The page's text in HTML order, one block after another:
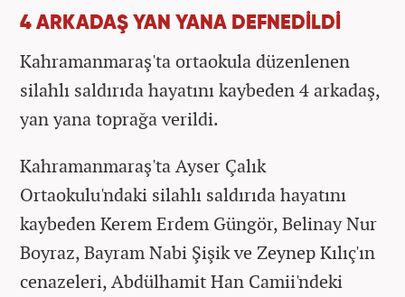
4 ARKADAŞ YAN YANA DEFNEDİLDİ
Kahramanmaraş'ta ortaokula düzenlenen
silahlı saldırıda hayatını kaybeden 4 arkadaş,
yan yana toprağa verildi.
Kahramanmaraş'ta Ayser Çalık
Ortaokulu'ndaki silahlı saldırıda hayatını
kaybeden Kerem Erdem Güngör, Belinay Nur
Boyraz, Bayram Nabi Şişik ve Zeynep Kılıç'ın
cenazeleri, Abdülhamit Han Camii'ndeki